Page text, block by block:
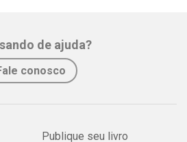
de ajuda?
conosco
Publique seu livro